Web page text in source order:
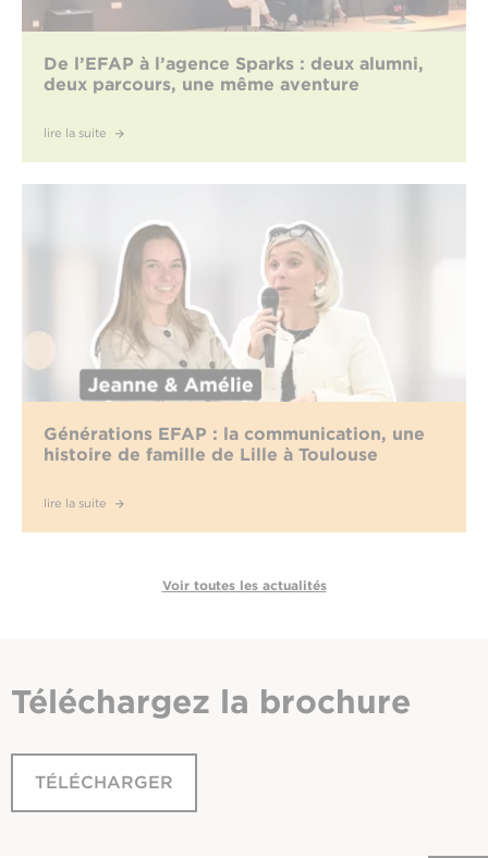
De l’EFAP à l’agence Sparks : deux alumni,
deux parcours, une même aventure
lire la suite
Générations EFAP : la communication, une
histoire de famille de Lille à Toulouse
lire la suite
Voir toutes les actualités
Téléchargez la brochure
TÉLÉCHARGER